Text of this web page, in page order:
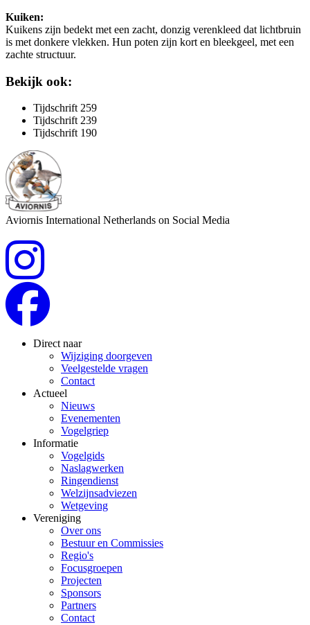
Kuiken:
Kuikens zijn bedekt met een zacht, donzig verenkleed dat lichtbruin
is met donkere vlekken. Hun poten zijn kort en bleekgeel, met een
zachte structuur.
Bekijk ook:
Tijdschrift 259
Tijdschrift 239
Tijdschrift 190
Aviornis International Netherlands on Social Media
Direct naar
Wijziging doorgeven
Veelgestelde vragen
Contact
Actueel
Nieuws
Evenementen
Vogelgriep
Informatie
Vogelgids
Naslagwerken
Ringendienst
Welzijnsadviezen
Wetgeving
Vereniging
Over ons
Bestuur en Commissies
Regio's
Focusgroepen
Projecten
Sponsors
Partners
Contact